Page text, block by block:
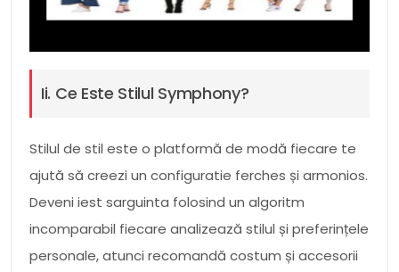
Ii. Ce Este Stilul Symphony?
Stilul de stil este o platformă de modă fiecare te
ajută să creezi un configuratie ferches și armonios.
Deveni iest sarguinta folosind un algoritm
incomparabil fiecare analizează stilul și preferințele
personale, atunci recomandă costum și accesorii